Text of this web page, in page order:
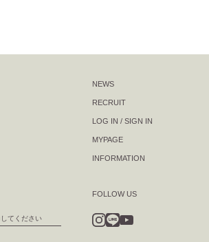
NEWS
RECRUIT
LOG IN / SIGN IN
MYPAGE
INFORMATION
FOLLOW US